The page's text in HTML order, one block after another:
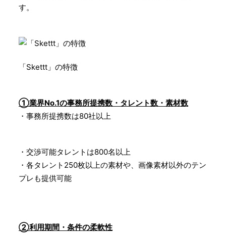
す。
「Skettt」の特徴
①業界No.1の事務所提携数・タレント数・素材数
・事務所提携数は80社以上
・交渉可能タレントは800名以上
・各タレント250枚以上の素材や、画像素材以外のテン
プレも提供可能
②利用期間・条件の柔軟性